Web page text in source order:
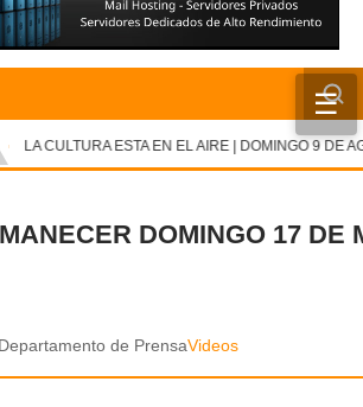
☰
✕
LA CULTURA ESTA EN EL AIRE | DOMINGO 9 DE
DOMINGO 17 DE
de PrensaVideos